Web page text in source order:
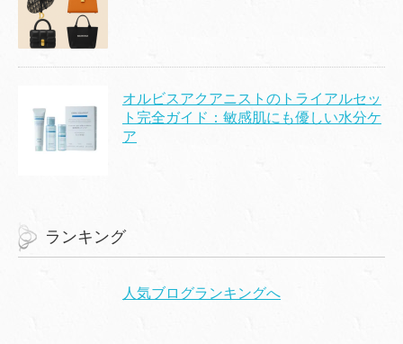
オルビスアクアニストのトライアルセッ
ト完全ガイド：敏感肌にも優しい水分ケ
ア
ランキング
人気ブログランキングへ